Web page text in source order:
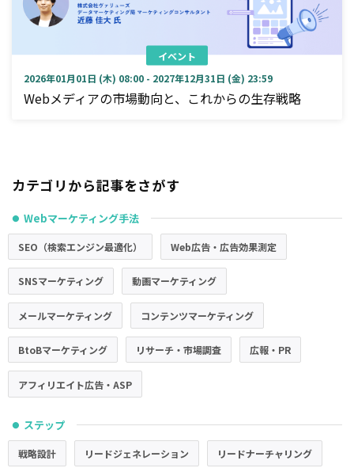
イベント
2026年01月01日 (木) 08:00 - 2027年12月31日 (金) 23:59
Webメディアの市場動向と、これからの生存戦略
カテゴリから記事をさがす
● Webマーケティング手法
SEO（検索エンジン最適化） Web広告・広告効果測定
SNSマーケティング 動画マーケティング
メールマーケティング コンテンツマーケティング
BtoBマーケティング リサーチ・市場調査 広報・PR
アフィリエイト広告・ASP
● ステップ
戦略設計 リードジェネレーション リードナーチャリング